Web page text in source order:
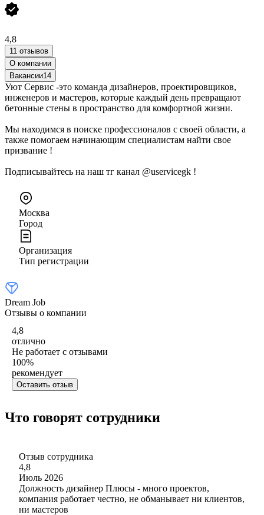
4,8
11 отзывов
О компании
Вакансии14
Уют Сервис -это команда дизайнеров, проектировщиков,
инженеров и мастеров, которые каждый день превращают
бетонные стены в пространство для комфортной жизни.
Мы находимся в поиске профессионалов с своей области, а
также помогаем начинающим специалистам найти свое
призвание !
Подписывайтесь на наш тг канал @uservicegk !
Москва
Город
Организация
Тип регистрации
Dream Job
Отзывы о компании
4,8
отлично
Не работает с отзывами
100%
рекомендует
Оставить отзыв
Что говорят сотрудники
Отзыв сотрудника
4,8
Июль 2026
Должность дизайнер Плюсы - много проектов,
компания работает честно, не обманывает ни клиентов,
ни мастеров